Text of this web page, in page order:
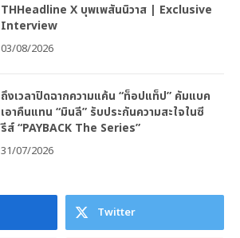
THHeadline X บุพเพสันนิวาส | Exclusive
Interview
03/08/2026
ถึงเวลาปิดฉากความแค้น “ท็อปแท็ป” คัมแบค
เอาคืนแทน “มินลี” รับประกันความสะใจในซี
รีส์ “PAYBACK The Series”
31/07/2026
Twitter